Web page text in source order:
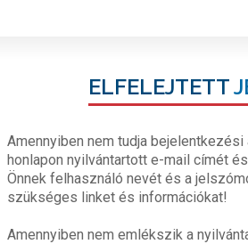
ELFELEJTETT
Amennyiben nem tudja bejelentkezési
honlapon nyilvántartott e-mail címét
Önnek felhasználó nevét és a
szükséges linket és információkat!
Amennyiben nem emlékszik a